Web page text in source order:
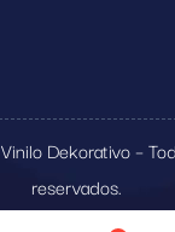
Dekorativo –
reservados.